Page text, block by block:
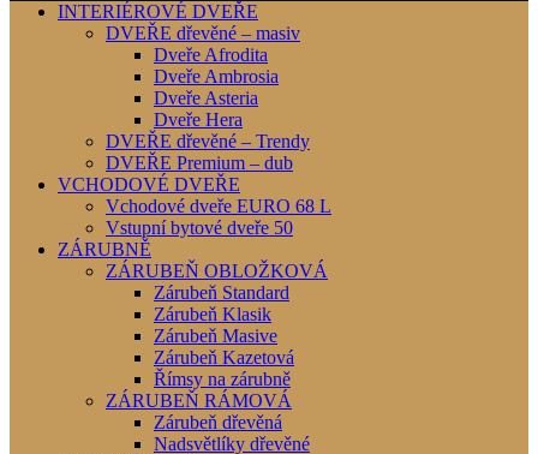
INTERIÉROVÉ DVEŘE
DVEŘE dřevěné – masiv
Dveře Afrodita
Dveře Ambrosia
Dveře Asteria
Dveře Hera
DVEŘE dřevěné – Trendy
DVEŘE Premium – dub
VCHODOVÉ DVEŘE
Vchodové dveře EURO 68 L
Vstupní bytové dveře 50
ZÁRUBNĚ
ZÁRUBEŇ OBLOŽKOVÁ
Zárubeň Standard
Zárubeň Klasik
Zárubeň Masive
Zárubeň Kazetová
Římsy na zárubně
ZÁRUBEŇ RÁMOVÁ
Zárubeň dřevěná
Nadsvětlíky dřevěné